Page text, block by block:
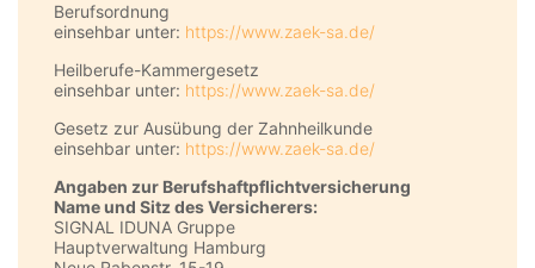
Berufsordnung
einsehbar unter: https://www.zaek-sa.de/
Heilberufe-Kammergesetz
einsehbar unter: https://www.zaek-sa.de/
Gesetz zur Ausübung der Zahnheilkunde
einsehbar unter: https://www.zaek-sa.de/
Angaben zur Berufs­haftpflicht­versicherung
Name und Sitz des Versicherers:
SIGNAL IDUNA Gruppe
Hauptverwaltung Hamburg